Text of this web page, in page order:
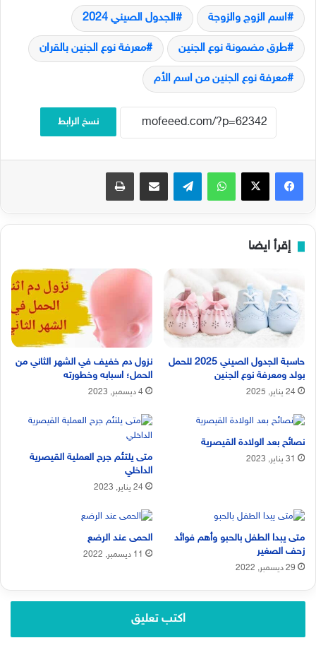
اسم الزوج والزوجة الجدول الصيني 2024
طرق مضمونة نوع الجنين معرفة نوع الجنين بالقران
معرفة نوع الجنين من اسم الأم
نسخ الرابط
فيسبوك‫X واتساب تيلقرام مشاركة عبر البريد طباعة
إقرأ ايضا
حاسبة الجدول الصيني 2025 للحمل
بولد ومعرفة نوع الجنين
24 يناير, 2025
نزول دم خفيف في الشهر الثاني من
الحمل؛ اسبابه وخطورته
4 ديسمبر, 2023
نصائح بعد الولادة القيصرية
31 يناير, 2023
متى يلتئم جرح العملية القيصرية
الداخلي
24 يناير, 2023
متى يبدا الطفل بالحبو وأهم فوائد
زحف الصغير
29 ديسمبر, 2022
الحمى عند الرضع
11 ديسمبر, 2022
اكتب تعليق